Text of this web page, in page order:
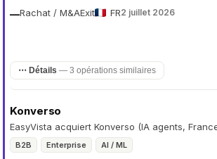
Rachat / M&A
— Exit FR2 juillet 2026
⋯ Détails — 3 opérations similaires
Konverso
EasyVista acquiert Konverso (IA agents,
B2B Enterprise AI / ML